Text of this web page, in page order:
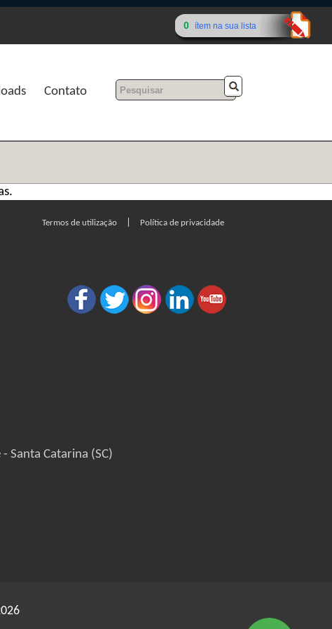
0 ítem na sua lista
Contato
Termos de utilização Política de privacidade
Santa Catarina (SC)